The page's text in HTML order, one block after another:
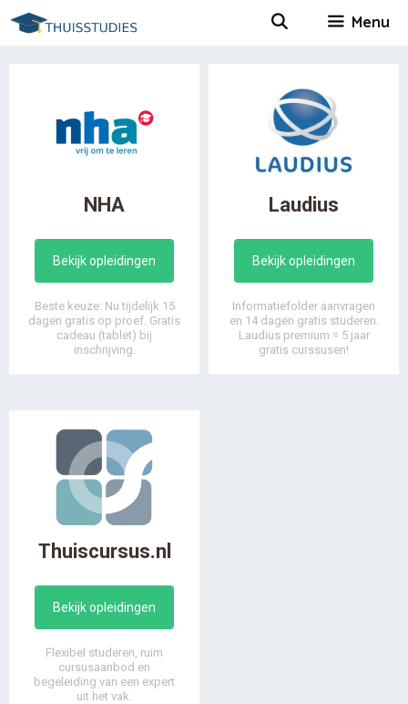
Spring
naar
Menu
NHA
Bekijk opleidingen
Beste keuze: Nu tijdelijk 15
dagen gratis op proef. Gratis
cadeau (tablet) bij
inschrijving.
Laudius
Bekijk opleidingen
Informatiefolder aanvragen
en 14 dagen gratis studeren.
Laudius premium = 5 jaar
gratis curssusen!
Thuiscursus.nl
Bekijk opleidingen
Flexibel studeren, ruim
cursusaanbod en
begeleiding van een expert
uit het vak.